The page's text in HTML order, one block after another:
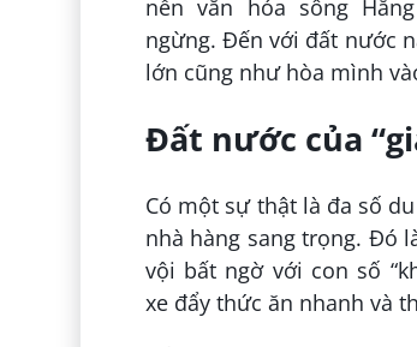
nền văn hóa sông
ngừng. Đến với đất nước
lớn cũng như hòa mình
Đất nước của
Có một sự thật là đa số
nhà hàng sang trọng. Đó
vội bất ngờ với con số
xe đẩy thức ăn nhanh và